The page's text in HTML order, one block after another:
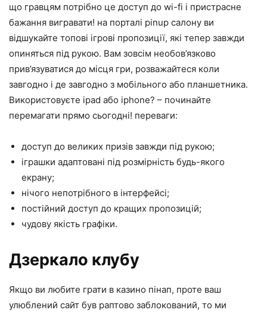
що гравцям потрібно це доступ до wi-fi і пристрасне
бажання вигравати! на порталі pinup салону ви
відшукайте топові ігрові пропозиції, які тепер завжди
опиняться під рукою. Вам зовсім необов’язково
прив’язуватися до місця гри, розважайтеся коли
завгодно і де завгодно з мобільного або планшетника.
Використовуєте ipad або iphone? – починайте
перемагати прямо сьогодні! переваги:
доступ до великих призів завжди під рукою;
іграшки адаптовані під розмірність будь-якого
екрану;
нічого непотрібного в інтерфейсі;
постійний доступ до кращих пропозицій;
чудову якість графіки.
Дзеркало клубу
Якщо ви любите грати в казино пінап, проте ваш
улюблений сайт був раптово заблокований, то ми